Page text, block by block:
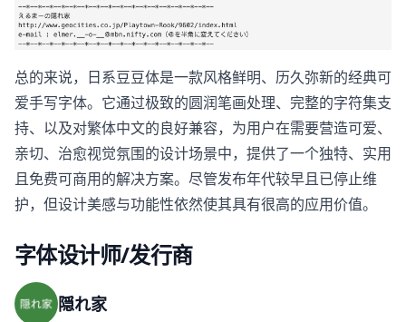
总的来说，日系豆豆体是一款风格鲜明、历久弥新的经典可
爱手写字体。它通过极致的圆润笔画处理、完整的字符集支
持、以及对繁体中文的良好兼容，为用户在需要营造可爱、
亲切、治愈视觉氛围的设计场景中，提供了一个独特、实用
且免费可商用的解决方案。尽管发布年代较早且已停止维
护，但设计美感与功能性依然使其具有很高的应用价值。
字体设计师/发行商
隠れ家